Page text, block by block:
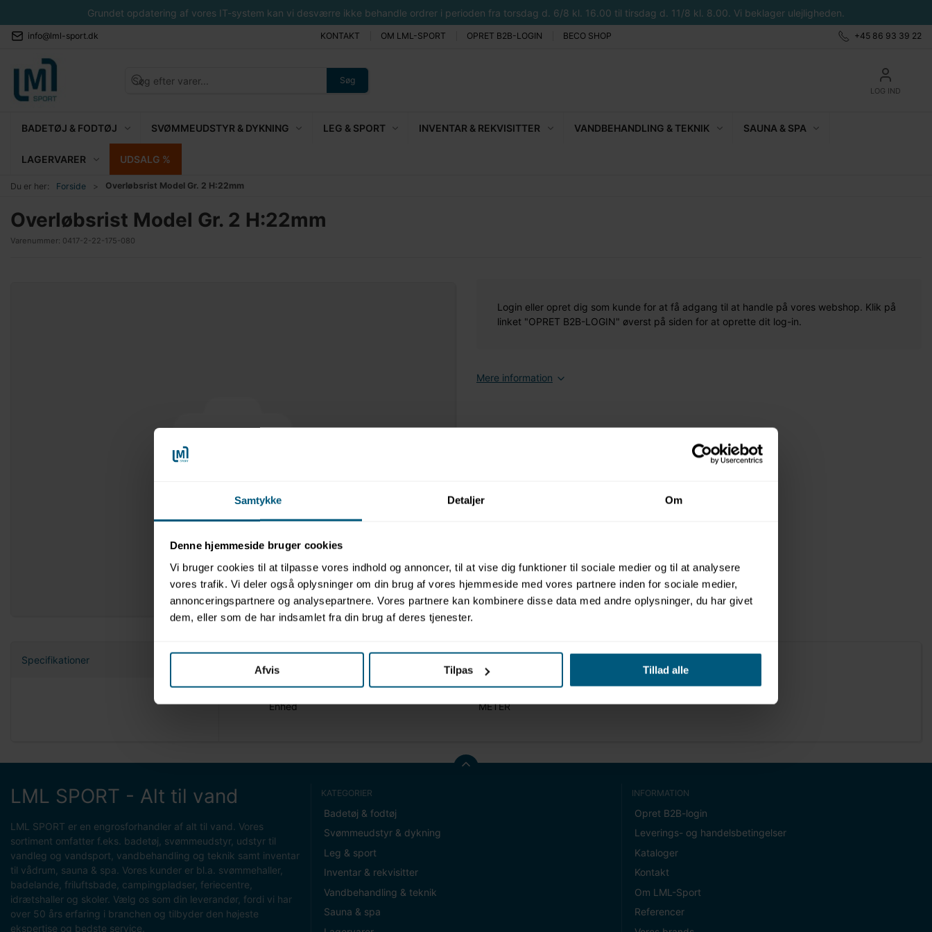
Samtykke Detaljer Om
Denne hjemmeside bruger cookies
Vi bruger cookies til at tilpasse vores indhold og annoncer, til at vise dig funktioner til sociale medier og til at analysere
vores trafik. Vi deler også oplysninger om din brug af vores hjemmeside med vores partnere inden for sociale medier,
annonceringspartnere og analysepartnere. Vores partnere kan kombinere disse data med andre oplysninger, du har givet
dem, eller som de har indsamlet fra din brug af deres tjenester.
Afvis Tilpas Tillad alle
Grundet opdatering af vores IT-system kan vi desværre ikke behandle ordrer i perioden fra torsdag d. 6/8 kl. 16.00 til tirsdag d. 11/8 kl. 8.00. Vi beklager ulejligheden.
info@lml-sport.dk KONTAKT OM LML-SPORT OPRET B2B-LOGIN BECO SHOP +45 86 93 39 22
Søg
LOG IND
BADETØJ & FODTØJ SVØMMEUDSTYR & DYKNING LEG & SPORT INVENTAR & REKVISITTER VANDBEHANDLING & TEKNIK SAUNA & SPA
LAGERVARER UDSALG %
Du er her: Forside Overløbsrist Model Gr. 2 H:22mm
Overløbsrist Model Gr. 2 H:22mm
Varenummer: 0417-2-22-175-080
Login eller opret dig som kunde for at få adgang til at handle på vores webshop. Klik på
linket "OPRET B2B-LOGIN" øverst på siden for at oprette dit log-in.
Mere information
Specifikationer
Nettovægt (gram)
0,00
Enhed METER
LML SPORT - Alt til vand
LML SPORT er en engrosforhandler af alt til vand. Vores
sortiment omfatter f.eks. badetøj, svømmeudstyr, udstyr til
vandleg og vandsport, vandbehandling og teknik samt inventar
til vådrum, sauna & spa. Vores kunder er bl.a. svømmehaller,
badelande, friluftsbade, campingpladser, feriecentre,
idrætshaller og skoler. Vælg os som din leverandør, fordi vi har
over 50 års erfaring i branchen og tilbyder den højeste
ekspertise og bedste service.
KATEGORIER
Badetøj & fodtøj
Svømmeudstyr & dykning
Leg & sport
Inventar & rekvisitter
Vandbehandling & teknik
Sauna & spa
INFORMATION
Opret B2B-login
Leverings- og handelsbetingelser
Kataloger
Kontakt
Om LML-Sport
Referencer